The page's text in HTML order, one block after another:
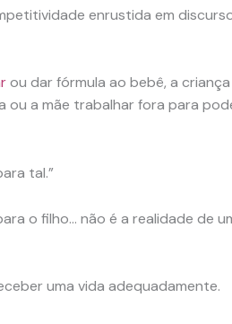
enrustida em
ou dar fórmula ao bebê, a
a mãe trabalhar fora para
tal.”
o filho… não é a realidade de
uma vida adequadamente.